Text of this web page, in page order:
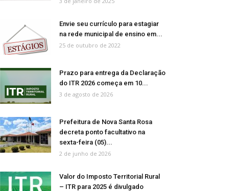
Envie seu currículo para estagiar
na rede municipal de ensino em...
25 de outubro de 2022
Prazo para entrega da Declaração
do ITR 2026 começa em 10...
3 de agosto de 2026
Prefeitura de Nova Santa Rosa
decreta ponto facultativo na
sexta-feira (05)...
2 de junho de 2026
Valor do Imposto Territorial Rural
– ITR para 2025 é divulgado